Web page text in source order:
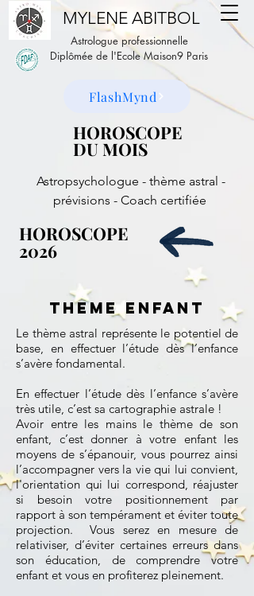
MYLENE ABITBOL
Astrologue professionnelle
Diplômée de l'Ecole Maison9 Paris
FlashMynd
HOROSCOPE
DU MOIS
HOROSCOPE
DU MOIS
Astropsychologue - thème astral -
prévisions - Coach certifiée
HOROSCOPE
2026
HOROSCOPE
2026
theme enfant
Le thème astral représente le potentiel de
base, en effectuer l’étude dès l’enfance
s’avère fondamental.
En effectuer l’étude dès l’enfance s’avère
très utile, c’est sa cartographie astrale !
Avoir entre les mains le thème de son
enfant, c’est donner à votre enfant les
moyens de s’épanouir, vous pourrez ainsi
l’accompagner vers la vie qui lui convient,
l'orientation qui lui correspond, réajuster
si besoin votre positionnement par
rapport à son tempérament et éviter toute
projection. Vous serez en mesure de
relativiser, d’éviter certaines erreurs dans
son éducation, de comprendre votre
enfant et vous en profiterez pleinement.